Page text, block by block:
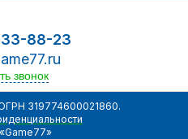
88-23
звонок
319774600021860.